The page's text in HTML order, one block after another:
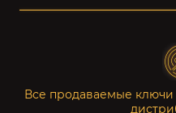
Все продаваемые ключи